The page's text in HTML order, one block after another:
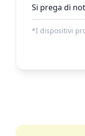
Si prega di
*I dispositivi